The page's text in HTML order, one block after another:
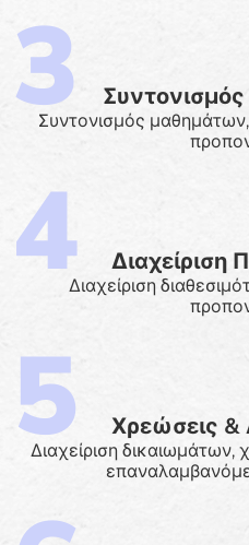
Συντονισμός
Διαχείριση
Χρεώσεις &
Διαχείριση